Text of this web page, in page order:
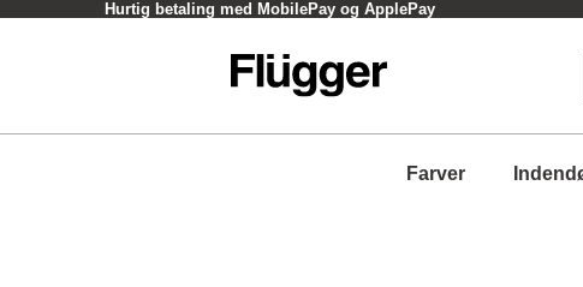
Hurtig betaling med MobilePay og ApplePay
Farver